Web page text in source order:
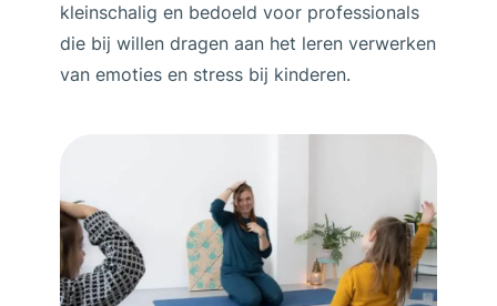
kleinschalig en bedoeld voor professionals
die bij willen dragen aan het leren verwerken
van emoties en stress bij kinderen.